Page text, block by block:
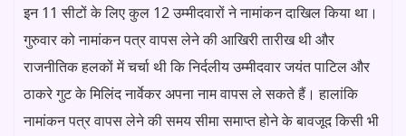
इन 11 सीटों के लिए कुल 12 उम्मीदवारों ने नामांकन दाखिल किया था।
गुरुवार को नामांकन पत्र वापस लेने की आखिरी तारीख थी और
राजनीतिक हलकों में चर्चा थी कि निर्दलीय उम्मीदवार जयंत पाटिल और
ठाकरे गुट के मिलिंद नार्वेकर अपना नाम वापस ले सकते हैं। हालांकि
नामांकन पत्र वापस लेने की समय सीमा समाप्त होने के बावजूद किसी भी